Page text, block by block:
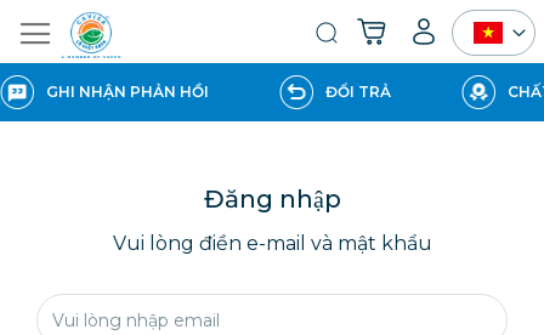
kiếm
Giỏ hàng của tôi
GHI NHẬN PHẢN HỒI ĐỔI TRẢ
Đăng nhập
Vui lòng điền e-mail và mật khẩu